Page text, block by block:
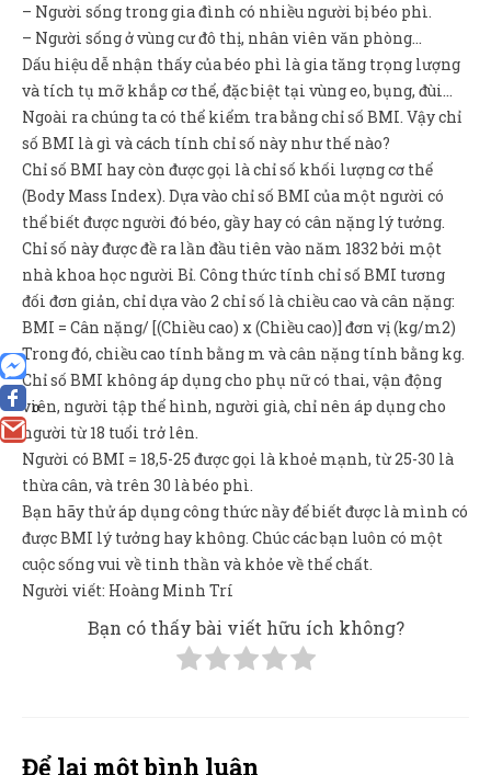
0
– Người sống trong gia đình có nhiều người bị béo phì.
– Người sống ở vùng cư đô thị, nhân viên văn phòng…
Dấu hiệu dễ nhận thấy của béo phì là gia tăng trọng lượng
và tích tụ mỡ khắp cơ thể, đặc biệt tại vùng eo, bụng, đùi…
Ngoài ra chúng ta có thể kiểm tra bằng chỉ số BMI. Vậy chỉ
số BMI là gì và cách tính chỉ số này như thế nào?
Chỉ số BMI hay còn được gọi là chỉ số khối lượng cơ thể
(Body Mass Index). Dựa vào chỉ số BMI của một người có
thể biết được người đó béo, gầy hay có cân nặng lý tưởng.
Chỉ số này được đề ra lần đầu tiên vào năm 1832 bởi một
nhà khoa học người Bỉ. Công thức tính chỉ số BMI tương
đối đơn giản, chỉ dựa vào 2 chỉ số là chiều cao và cân nặng:
BMI = Cân nặng/ [(Chiều cao) x (Chiều cao)] đơn vị (kg/m2)
Trong đó, chiều cao tính bằng m và cân nặng tính bằng kg.
Chỉ số BMI không áp dụng cho phụ nữ có thai, vận động
viên, người tập thể hình, người già, chỉ nên áp dụng cho
người từ 18 tuổi trở lên.
Người có BMI = 18,5-25 được gọi là khoẻ mạnh, từ 25-30 là
thừa cân, và trên 30 là béo phì.
Bạn hãy thử áp dụng công thức nầy để biết được là mình có
được BMI lý tưởng hay không. Chúc các bạn luôn có một
cuộc sống vui về tinh thần và khỏe về thể chất.
Người viết: Hoàng Minh Trí
Bạn có thấy bài viết hữu ích không?
Để lại một bình luận